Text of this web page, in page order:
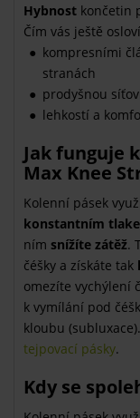
Hybnost končetin
Čím vás ještě
kompresními
stranách
prodyšnou
lehkostí a
Jak funguje
Max Knee
Kolenní pásek
konstantním
ním snížíte zátěž.
čéšky a získáte tak
omezíte vychýlení
k vymílání pod
kloubu
tejpovací pásky.
Kdy se